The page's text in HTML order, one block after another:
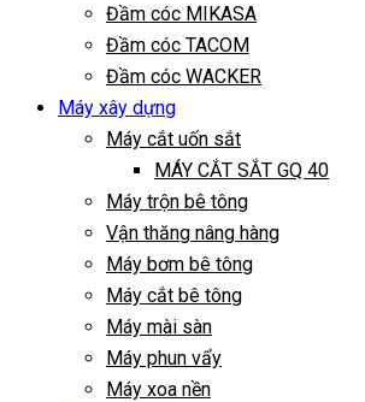
Đầm cóc MIKASA
Đầm cóc TACOM
Đầm cóc WACKER
Máy xây dựng
Máy cắt uốn sắt
MÁY CẮT SẮT GQ 40
Máy trộn bê tông
Vận thăng nâng hàng
Máy bơm bê tông
Máy cắt bê tông
Máy mài sàn
Máy phun vẩy
Máy xoa nền